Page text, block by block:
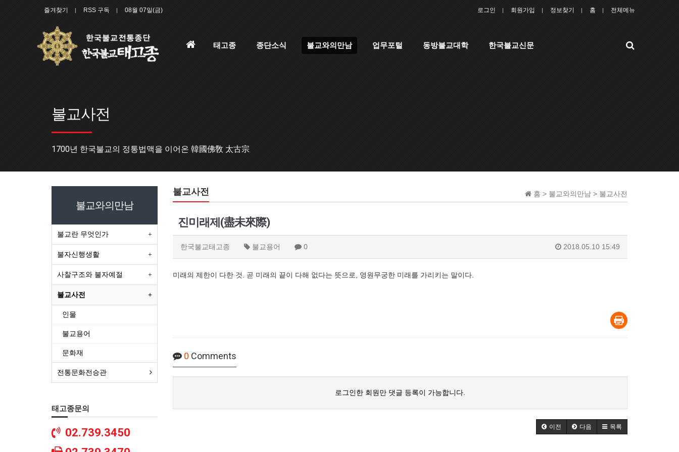
즐겨찾기 RSS 구독 08월 07일(금) 로그인 회원가입 정보찾기 홈 전체메뉴
홈
태고종 종단소식 불교와의만남 업무포털 동방불교대학 한국불교신문
불교사전
1700년 한국불교의 정통법맥을 이어온 韓國佛敎 太古宗
홈 > 불교와의만남 > 불교사전
불교사전
진미래제(盡未來際)
한국불교태고종 불교용어 0 2018.05.10 15:49
미래의 제한이 다한 것. 곧 미래의 끝이 다해 없다는 뜻으로, 영원무궁한 미래를 가리키는 말이다.
0 Comments
로그인한 회원만 댓글 등록이 가능합니다.
이전 다음 목록
불교와의만남
불교란 무엇인가
불자신행생활
사찰구조와 불자예절
불교사전
인물
불교용어
문화재
전통문화전승관
태고종문의
02.739.3450